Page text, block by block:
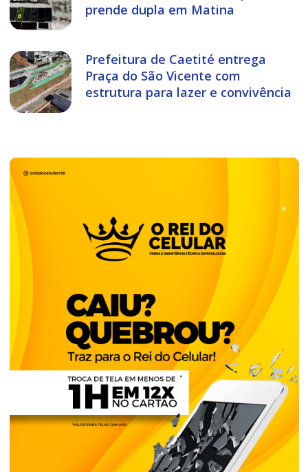
prende dupla em Matina
Prefeitura de Caetité entrega
Praça do São Vicente com
estrutura para lazer e convivência